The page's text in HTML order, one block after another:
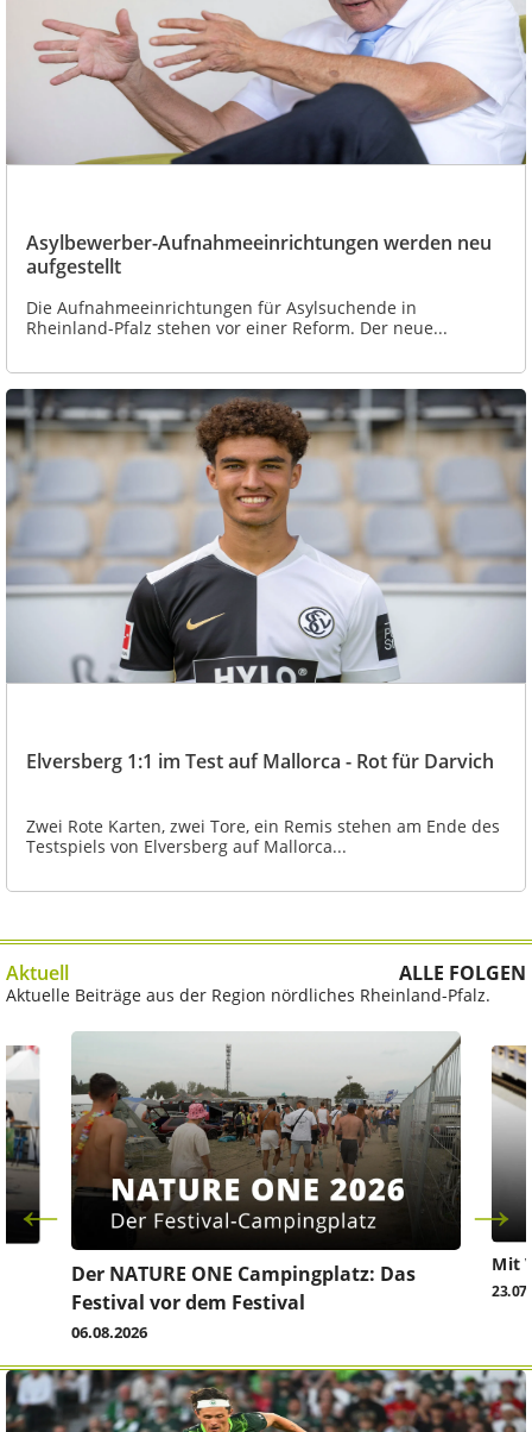
Asylbewerber-Aufnahmeeinrichtungen werden neu
aufgestellt
Die Aufnahmeeinrichtungen für Asylsuchende in
Rheinland-Pfalz stehen vor einer Reform. Der neue...
Elversberg 1:1 im Test auf Mallorca - Rot für Darvich
Zwei Rote Karten, zwei Tore, ein Remis stehen am Ende des
Testspiels von Elversberg auf Mallorca...
Aktuell ALLE FOLGEN
Aktuelle Beiträge aus der Region nördliches Rheinland-Pfalz.
Der NATURE ONE Campingplatz: Das
Festival vor dem Festival
06.08.2026
Mit